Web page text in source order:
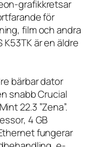
grafikkretsar
för
film och andra
K53TK är en äldre
bärbar dator
snabb Crucial
22.3 ”Zena”.
4 GB
fungerar